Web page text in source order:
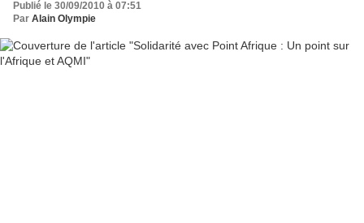
Publié le 30/09/2010 à 07:51
Par Alain Olympie